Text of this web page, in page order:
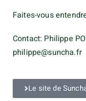
Faites-vous
Contact: Philippe
philippe@suncha.fr
Le site de